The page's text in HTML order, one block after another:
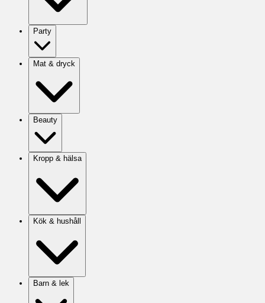
Party
Mat & dryck
Beauty
Kropp & hälsa
Kök & hushåll
Barn & lek